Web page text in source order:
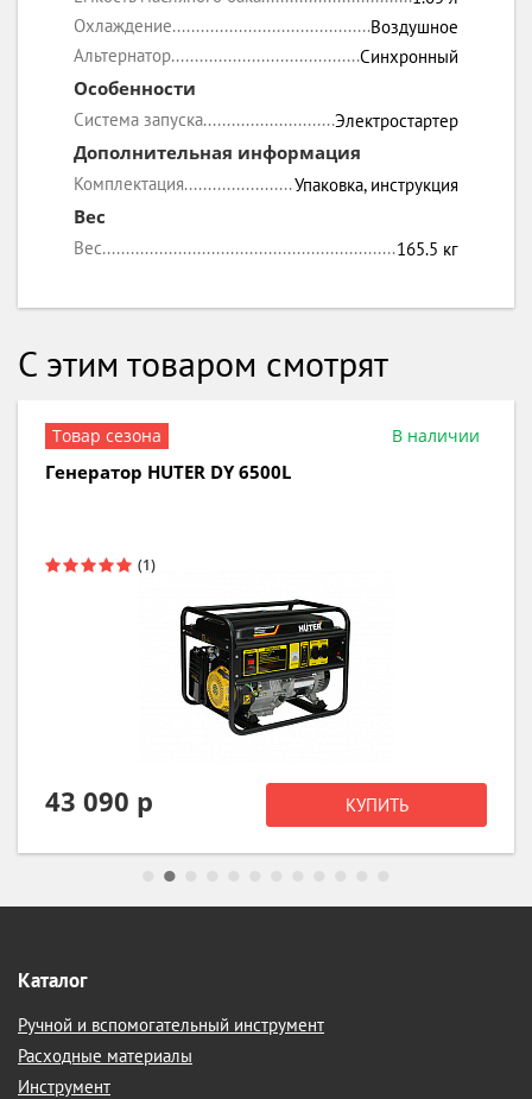
Охлаждение
Воздушное
Альтернатор
Синхронный
Особенности
Система запуска Электростартер
Дополнительная информация
Комплектация Упаковка, инструкция
Вес
Вес 165.5 кг
С этим товаром смотрят
В наличии
Генератор бензиновый HUTER DY 3000L
21 990 р КУПИТЬ
Каталог
Ручной и вспомогательный инструмент
Расходные материалы
Инструмент